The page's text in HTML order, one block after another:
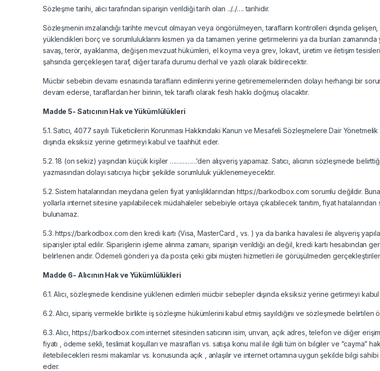
Sözleşme tarihi, alıcı tarafından siparişin verildiği tarih olan ../../…. tarihidir.
Sözleşmenin imzalandığı tarihte mevcut olmayan veya öngörülmeyen, tarafların kontrolleri dışında
yüklendikleri borç ve sorumluluklarını kısmen ya da tamamen yerine getirmelerini ya da bunları
savaş, terör, ayaklanma, değişen mevzuat hükümleri, el koyma veya grev, lokavt, üretim ve iletişim
şahsında gerçekleşen taraf, diğer tarafa durumu derhal ve yazılı olarak bildirecektir.
Mücbir sebebin devamı esnasında tarafların edimlerini yerine getirememelerinden dolayı herhangi bir
devam ederse, taraflardan her birinin, tek taraflı olarak fesih hakkı doğmuş olacaktır.
Madde 5- Satıcının Hak ve Yükümlülükleri
5.1. Satıcı, 4077 sayılı Tüketicilerin Korunması Hakkındaki Kanun ve Mesafeli Sözleşmelere Dair
dışında eksiksiz yerine getirmeyi kabul ve taahhüt eder.
5.2. 18 (on sekiz) yaşından küçük kişiler ……………’den alışveriş yapamaz. Satıcı, alıcının sözleşmede belirttiği
yazmasından dolayı satıcıya hiçbir şekilde sorumluluk yüklenemeyecektir.
5.2. Sistem hatalarından meydana gelen fiyat yanlışlıklarından https://barkodbox.com sorumlu değildir.
yollarla internet sitesine yapılabilecek müdahaleler sebebiyle ortaya çıkabilecek tanıtım, fiyat hatalarından
bulunamaz.
5.3. https://barkodbox.com den kredi kartı (Visa, MasterCard , vs. ) ya da banka havalesi ile alışveriş
siparişler iptal edilir. Siparişlerin işleme alınma zamanı, siparişin verildiği an değil, kredi kartı hesabından
belirlenen andır. Ödemeli gönderi ya da posta çeki gibi müşteri hizmetleri ile görüşülmeden
Madde 6- Alıcının Hak ve Yükümlülükleri
6.1. Alıcı, sözleşmede kendisine yüklenen edimleri mücbir sebepler dışında eksiksiz yerine getirmeyi
6.2. Alıcı, sipariş vermekle birlikte iş sözleşme hükümlerini kabul etmiş sayıldığını ve sözleşmede
6.3. Alıcı, https://barkodbox.com internet sitesinden satıcının isim, unvan, açık adres, telefon ve diğer
fiyatı , ödeme sekli, teslimat koşulları ve masrafları vs. satışa konu mal ile ilgili tüm ön bilgiler ve “cayma”
iletebilecekleri resmi makamlar vs. konusunda açık , anlaşılır ve internet ortamına uygun şekilde bilgi
eder.